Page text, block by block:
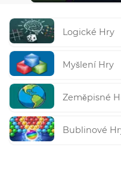
Logické Hry
Myšlení Hry
Zeměpisné
Bublinové